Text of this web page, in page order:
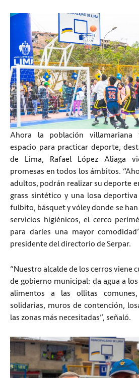
Ahora la población villamariana
espacio para practicar deporte,
de Lima, Rafael López Aliaga
promesas en todos los ámbitos.
adultos, podrán realizar su deporte
grass sintético y una losa
fulbito, básquet y vóley donde se
servicios higiénicos, el cerco
para darles una mayor
presidente del directorio de Serpar.
“Nuestro alcalde de los cerros viene
de gobierno municipal: da agua a
alimentos a las ollitas comunes,
solidarias, muros de contención,
las zonas más necesitadas”, señaló.